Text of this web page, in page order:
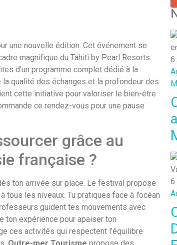
une nouvelle édition. Cet événement se
magnifique du Tahiti by Pearl Resorts
d’un programme complet dédié à la
la qualité des échanges et la profondeur des
cette initiative pour valoriser le bien-être
ce rendez-vous pour une pause
grâce au
française ?
ton arrivée sur place. Le festival propose
les niveaux. Tu pratiques face à l’océan
guident tes mouvements avec
ton expérience pour apaiser ton
ces activités qui respectent l’équilibre
6
6